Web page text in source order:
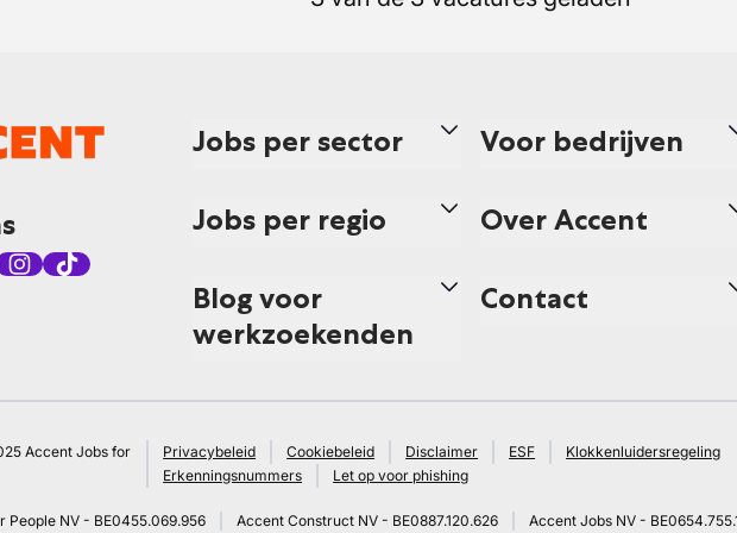
Jobs per sector
Jobs per regio
Blog voor
werkzoekenden
Voor bedrijven
Over Accent
Contact
Accent Jobs for
Privacybeleid Cookiebeleid Disclaimer ESF
Klokkenluidersregeling
Erkenningsnummers
Let op voor phishing
People NV - BE0455.069.956 Accent Construct NV - BE0887.120.626 Accent Jobs NV -